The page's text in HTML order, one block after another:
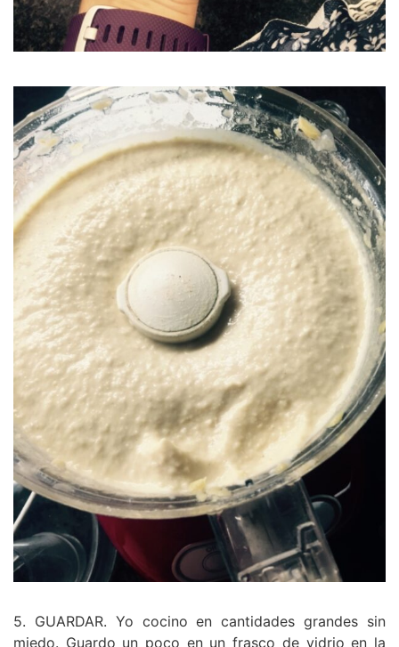
5. GUARDAR. Yo cocino en cantidades grandes sin
miedo. Guardo un poco en un frasco de vidrio en la